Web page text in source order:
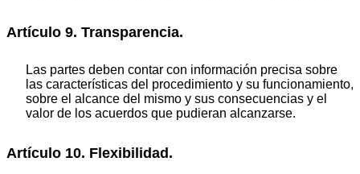
Artículo 9. Transparencia.
Las partes deben contar con información precisa sobre
las características del procedimiento y su funcionamiento,
sobre el alcance del mismo y sus consecuencias y el
valor de los acuerdos que pudieran alcanzarse.
Artículo 10. Flexibilidad.